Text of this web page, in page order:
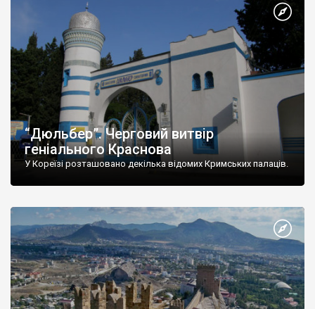
“Дюльбер”. Черговий витвір
геніального Краснова
У Кореїзі розташовано декілька відомих Кримських палаців.